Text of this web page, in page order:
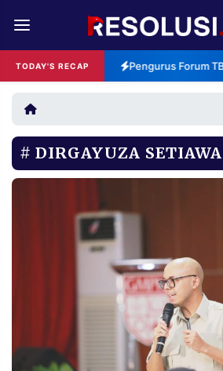
TODAY'S RECAP Pengurus Forum
REDAKSI TENTANG
RESOLUSI IKLAN
RUBRIKASI
EDITORIAL AKSARA
PERSONA
NASIONAL
SPORT
PRIVACY
POLICY
BERITA
WARGA
DIRGAYUZA